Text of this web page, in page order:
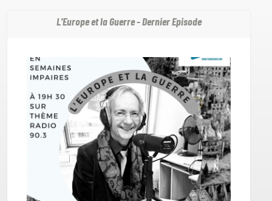
L'Europe et la Guerre - Dernier Episode